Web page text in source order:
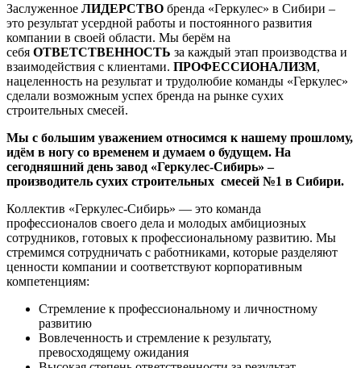
Заслуженное ЛИДЕРСТВО бренда «Геркулес» в Сибири –
это результат усердной работы и постоянного развития
компании в своей области. Мы берём на
себя ОТВЕТСТВЕННОСТЬ за каждый этап производства и
взаимодействия с клиентами. ПРОФЕССИОНАЛИЗМ,
нацеленность на результат и трудолюбие команды «Геркулес»
сделали возможным успех бренда на рынке сухих
строительных смесей.
Мы с большим уважением относимся к нашему прошлому,
идём в ногу со временем и думаем о будущем. На
сегодняшний день завод «Геркулес-Сибирь» –
производитель сухих строительных смесей №1 в Сибири.
Коллектив «Геркулес-Сибирь» — это команда
профессионалов своего дела и молодых амбициозных
сотрудников, готовых к профессиональному развитию. Мы
стремимся сотрудничать с работниками, которые разделяют
ценности компании и соответствуют корпоративным
компетенциям:
Стремление к профессиональному и личностному
развитию
Вовлеченность и стремление к результату,
превосходящему ожидания